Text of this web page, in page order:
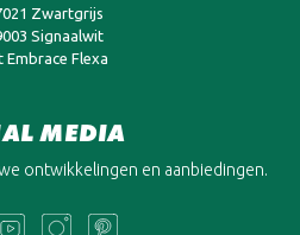
Zwartgrijs
Signaalwit
Embrace Flexa
MEDIA
ontwikkelingen en aanbiedingen.